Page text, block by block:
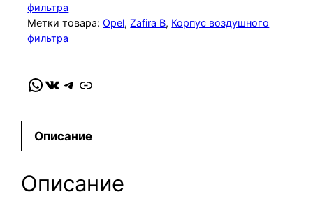
с
т
в
т
а
К
фильтра
Метки товара:Opel, Zafira B, Корпус воздушного
фильтра
WhatsApp VK Telegram Link
Описание
Описание